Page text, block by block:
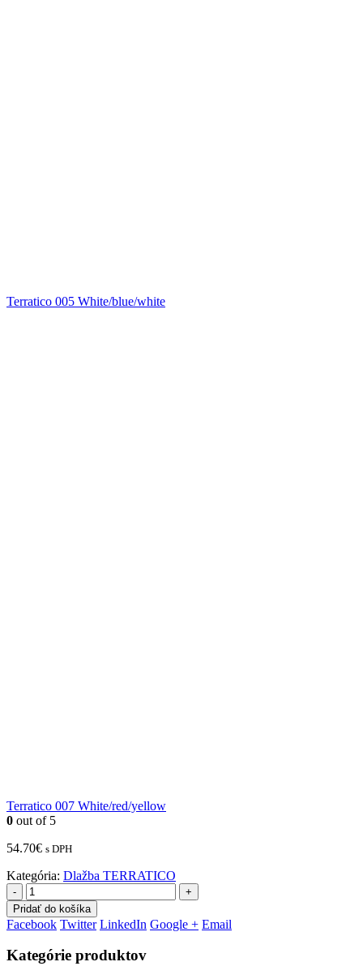
Terratico 005 White/blue/white
Terratico 007 White/red/yellow
0 out of 5
54.70€ s DPH
Kategória: Dlažba TERRATICO
-
+
Pridať do košíka
Facebook Twitter LinkedIn Google + Email
Kategórie produktov